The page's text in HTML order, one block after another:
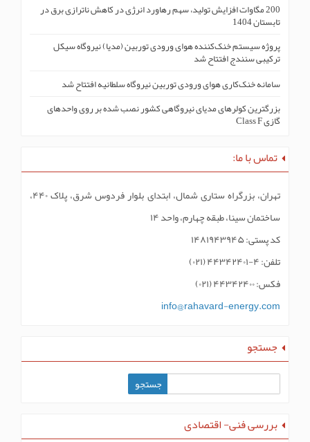
200 مگاوات افزایش تولید، سهم رهاورد انرژی در کاهش ناترازی برق در
تابستان 1404
پروژه سیستم خنک‌کنندە هوای ورودی توربین (مدیا) نیروگاه سیکل
ترکیبی سنندج افتتاح شد
سامانه خنک‌کاری هوای ورودی توربین نیروگاه سلطانیه افتتاح شد
بزرگترین کولرهای مدیای نیروگاهی کشور نصب شده بر روی واحدهای
گازی Class F
تماس با ما:
تهران، بزرگراه ستاری شمال، ابتدای بلوار فردوس شرق، پلاک ۴۴۰،
ساختمان سینا، طبقه چهارم، واحد ۱۴
کد پستی: ۱۴۸۱۹۴۳۹۴۵
تلفن: ۴-۴۴۳۴۲۴۰۱ (۰۲۱)
فکس: ۴۴۳۴۲۴۰۰ (۰۲۱)
info@rahavard-energy.com
جستجو
بررسی فنی- اقتصادی